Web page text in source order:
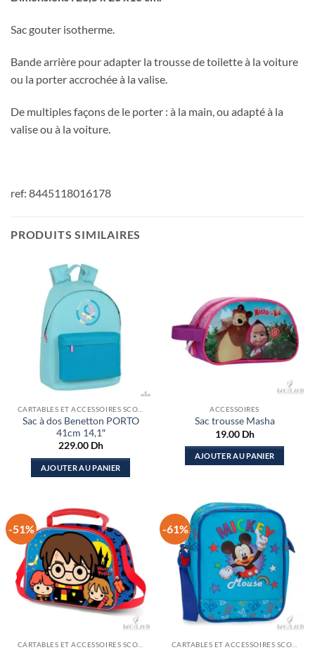
Sac gouter isotherme.
Bande arrière pour adapter la trousse de toilette à la voiture
ou la porter accrochée à la valise.
De multiples façons de le porter : à la main, ou adapté à la
valise ou à la voiture.
ref: 8445118016178
PRODUITS SIMILAIRES
Sac à dos Benetton PORTO
41cm 14,1″
229.00 Dh
AJOUTER AU PANIER
ACCESSOIRES
Sac trousse Masha
19.00 Dh
AJOUTER AU PANIER
-51% -61%